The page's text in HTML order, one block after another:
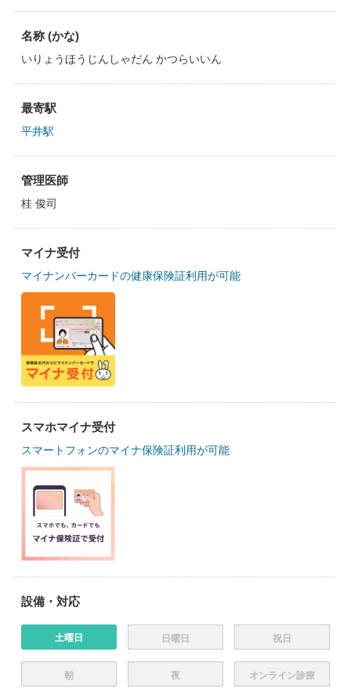
名称 (かな)
いりょうほうじんしゃだん かつらいいん
最寄駅
平井駅
管理医師
桂 俊司
マイナ受付
マイナンバーカードの健康保険証利用が可能
スマホマイナ受付
スマートフォンのマイナ保険証利用が可能
設備・対応
土曜日 日曜日 祝日
朝 夜 オンライン診療